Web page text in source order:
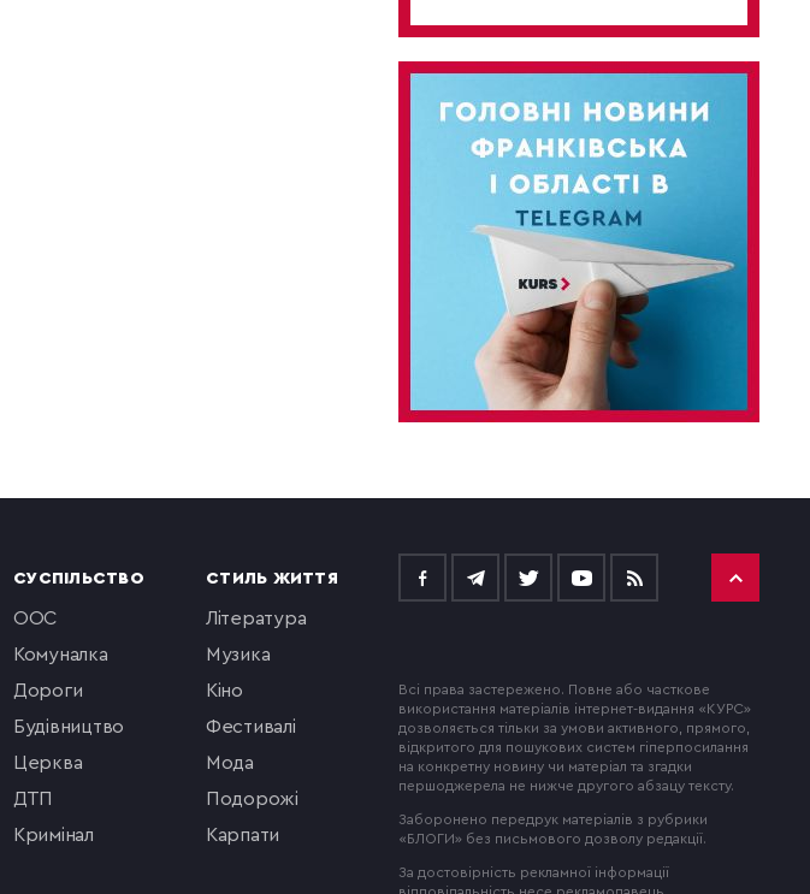
СУСПІЛЬСТВО
ООС
комуналка
Дороги
будівництво
церква
ДТП
кримінал
СТИЛЬ ЖИТТЯ
література
музика
кіно
фестивалі
мода
подорожі
Карпати
Всі права застережено. Повне або часткове
використання матеріалів інтернет-видання «КУРС»
дозволяється тільки за умови активного, прямого,
відкритого для пошукових систем гіперпосилання
на конкретну новину чи матеріал та згадки
першоджерела не нижче другого абзацу тексту.
Заборонено передрук матеріалів з рубрики
«БЛОГИ» без письмового дозволу редакції.
За достовірність рекламної інформації